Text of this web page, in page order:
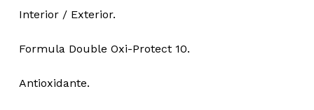
Interior / Exterior.
Formula Double Oxi-Protect 10.
Antioxidante.